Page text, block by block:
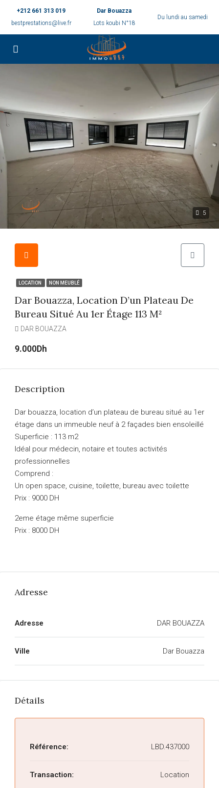
+212 661 313 019
bestprestations@live.fr
Dar Bouazza
Lots koubi N°18
Du lundi au samedi
5
LOCATION NON MEUBLÉ
Dar Bouazza, Location D’un Plateau De
Bureau Situé Au 1er Étage 113 M²
DAR BOUAZZA
9.000Dh
Description
Dar bouazza, location d’un plateau de bureau situé au 1er
étage dans un immeuble neuf à 2 façades bien ensoleillé
Superficie : 113 m2
Idéal pour médecin, notaire et toutes activités
professionnelles
Comprend :
Un open space, cuisine, toilette, bureau avec toilette
Prix : 9000 DH
2eme étage même superficie
Prix : 8000 DH
Adresse
Adresse DAR BOUAZZA
Ville Dar Bouazza
Détails
Référence: LBD.437000
Transaction: Location